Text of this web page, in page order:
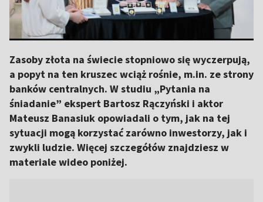
Zasoby złota na świecie stopniowo się wyczerpują,
a popyt na ten kruszec wciąż rośnie, m.in. ze strony
banków centralnych. W studiu „Pytania na
śniadanie” ekspert Bartosz Rączyński i aktor
Mateusz Banasiuk opowiadali o tym, jak na tej
sytuacji mogą korzystać zarówno inwestorzy, jak i
zwykli ludzie. Więcej szczegółów znajdziesz w
materiale wideo poniżej.